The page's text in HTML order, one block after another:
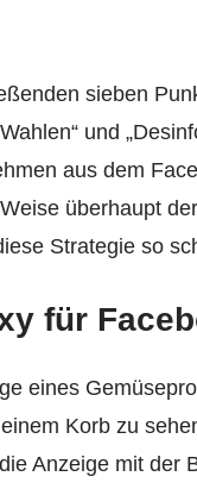
sieben
und
aus dem
überhaupt
Strategie so
für
eines
Korb zu
Anzeige mit der